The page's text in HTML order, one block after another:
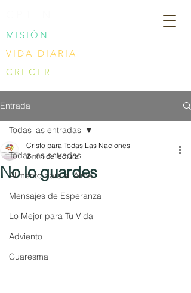
MISIÓN
VIDA DIARIA
CRECER
Entrada
Todas las entradas
Alimento para el Alma
Mensajes de Esperanza
Lo Mejor para Tu Vida
Adviento
Cuaresma
Todas las entradas
No lo guardes
Cristo para Todas Las Naciones
2 min de lectura